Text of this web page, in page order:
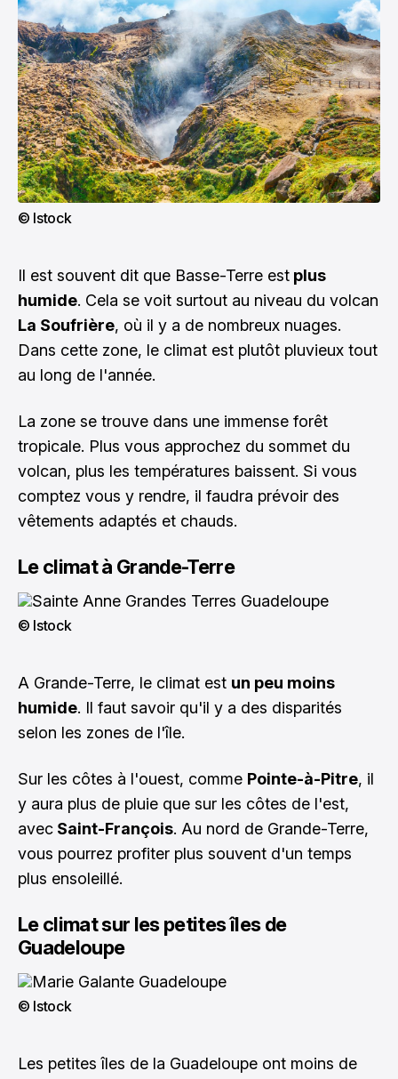
© Istock
Il est souvent dit que Basse-Terre est plus
humide. Cela se voit surtout au niveau du volcan
La Soufrière, où il y a de nombreux nuages.
Dans cette zone, le climat est plutôt pluvieux tout
au long de l'année.
La zone se trouve dans une immense forêt
tropicale. Plus vous approchez du sommet du
volcan, plus les températures baissent. Si vous
comptez vous y rendre, il faudra prévoir des
vêtements adaptés et chauds.
Le climat à Grande-Terre
© Istock
A Grande-Terre, le climat est un peu moins
humide. Il faut savoir qu'il y a des disparités
selon les zones de l'île.
Sur les côtes à l'ouest, comme Pointe-à-Pitre, il
y aura plus de pluie que sur les côtes de l'est,
avec Saint-François. Au nord de Grande-Terre,
vous pourrez profiter plus souvent d'un temps
plus ensoleillé.
Le climat sur les petites îles de
Guadeloupe
© Istock
Les petites îles de la Guadeloupe ont moins de